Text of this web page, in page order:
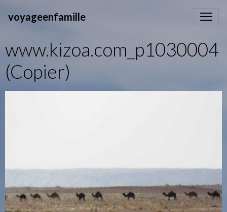
voyageenfamille
www.kizoa.com_p1030004
(Copier)